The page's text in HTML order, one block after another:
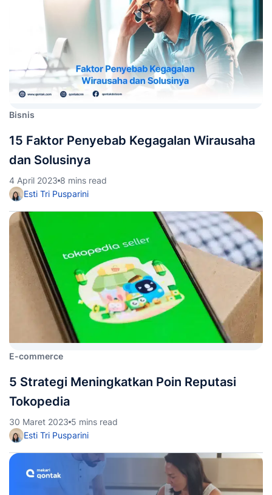
Bisnis
15 Faktor Penyebab Kegagalan Wirausaha
dan Solusinya
4 April 2023 8 mins read
Esti Tri Pusparini
E-commerce
5 Strategi Meningkatkan Poin Reputasi
Tokopedia
30 Maret 2023 5 mins read
Esti Tri Pusparini